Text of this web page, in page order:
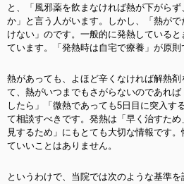
と、「風邪薬を飲まなければ熱が下がら
か」と言う人がいます。しかし、「熱が
けない」のです。一般的に発熱している
ています。「発熱時は自宅で療養」が原則
熱があっても、よほど辛くなければ解熱
て、熱がいつまでもさがらないのであれ
したら」「微熱であっても5日目に突入す
て相談すべきです。発熱は「早く治すた
見するため」にもとても大切な情報です
ていいことはありません。
というわけで、当院では次のような基準